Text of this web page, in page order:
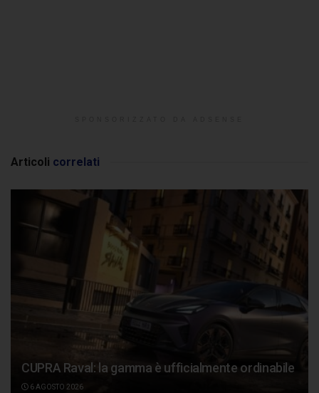
Articoli correlati
CUPRA Raval: la gamma è ufficialmente ordinabile
6 AGOSTO 2026